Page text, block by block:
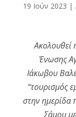
brightness_high Έντονη
brightness_low
format_underlined
font_download
19 Ιούν 2023 |
Ακολουθεί
Ένωσης
Ιάκωβου
“τουρισμός
στην ημερίδα
Σάμου